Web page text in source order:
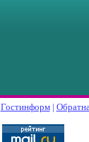
Гостинформ|